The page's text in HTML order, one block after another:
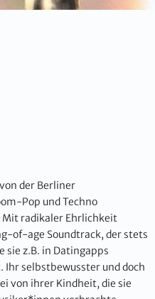
der Berliner
Pop und Techno
radikaler Ehrlichkeit
of-age Soundtrack, der stets
sie z.B. in Datingapps
selbstbewusster und doch
von ihrer Kindheit, die sie